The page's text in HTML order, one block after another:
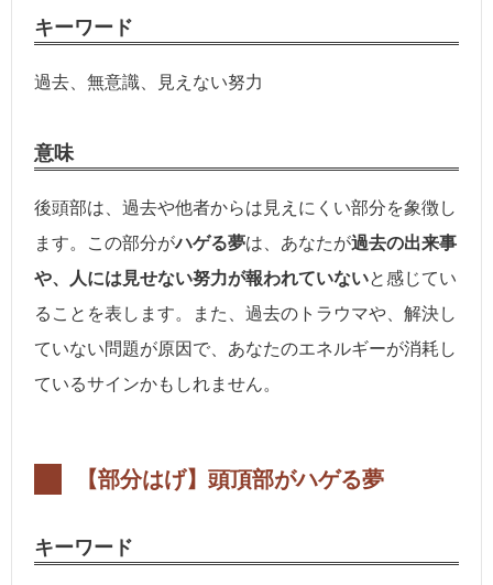
キーワード
過去、無意識、見えない努力
意味
後頭部は、過去や他者からは見えにくい部分を象徴し
ます。この部分がハゲる夢は、あなたが過去の出来事
や、人には見せない努力が報われていないと感じてい
ることを表します。また、過去のトラウマや、解決し
ていない問題が原因で、あなたのエネルギーが消耗し
ているサインかもしれません。
【部分はげ】 頭頂部がハゲる夢
キーワード